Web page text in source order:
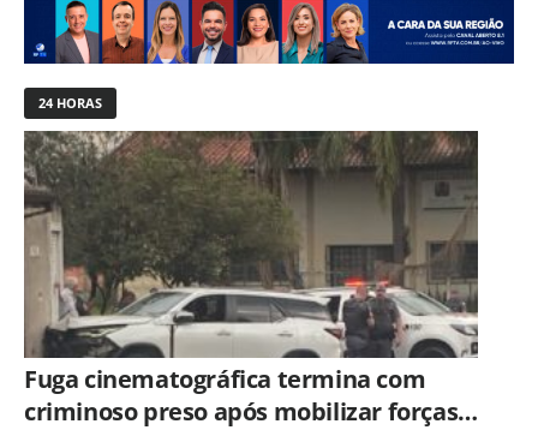
24 HORAS
Fuga cinematográfica termina com
criminoso preso após mobilizar forças